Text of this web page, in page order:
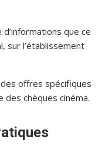
que ce
sur l’établissement
offres spécifiques
des chèques cinéma.